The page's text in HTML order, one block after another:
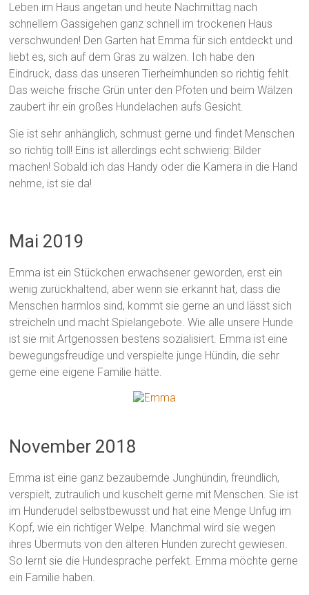
Leben im Haus angetan und heute Nachmittag nach
schnellem Gassigehen ganz schnell im trockenen Haus
verschwunden! Den Garten hat Emma für sich entdeckt und
liebt es, sich auf dem Gras zu wälzen. Ich habe den
Eindruck, dass das unseren Tierheimhunden so richtig fehlt.
Das weiche frische Grün unter den Pfoten und beim Wälzen
zaubert ihr ein großes Hundelachen aufs Gesicht.
Sie ist sehr anhänglich, schmust gerne und findet Menschen
so richtig toll! Eins ist allerdings echt schwierig: Bilder
machen! Sobald ich das Handy oder die Kamera in die Hand
nehme, ist sie da!
Mai 2019
Emma ist ein Stückchen erwachsener geworden, erst ein
wenig zurückhaltend, aber wenn sie erkannt hat, dass die
Menschen harmlos sind, kommt sie gerne an und lässt sich
streicheln und macht Spielangebote. Wie alle unsere Hunde
ist sie mit Artgenossen bestens sozialisiert. Emma ist eine
bewegungsfreudige und verspielte junge Hündin, die sehr
gerne eine eigene Familie hätte.
November 2018
Emma ist eine ganz bezaubernde Junghündin, freundlich,
verspielt, zutraulich und kuschelt gerne mit Menschen. Sie ist
im Hunderudel selbstbewusst und hat eine Menge Unfug im
Kopf, wie ein richtiger Welpe. Manchmal wird sie wegen
ihres Übermuts von den älteren Hunden zurecht gewiesen.
So lernt sie die Hundesprache perfekt. Emma möchte gerne
ein Familie haben.